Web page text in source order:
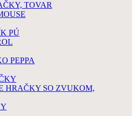
TOVAR
PÚ
PEPPA
HRAČKY SO ZVUKOM,